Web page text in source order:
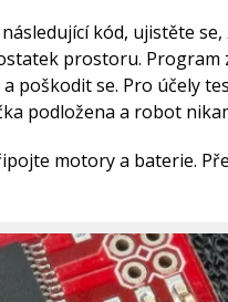
kód, ujistěte se,
prostoru.
poškodit se. Pro účely
podložena a robot
motory a baterie.